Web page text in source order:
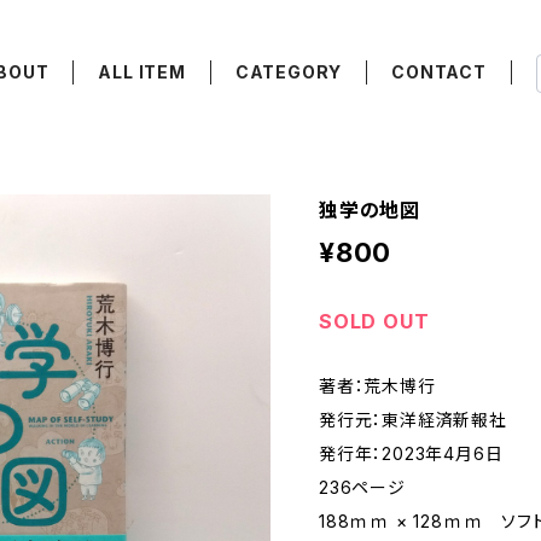
ALL ITEM CATEGORY CONTACT
独学の地図
¥800
SOLD OUT
著者：荒木博行
発行元：東洋経済新報社
発行年：2023年4月6日
236ページ
188ｍｍ × 128ｍｍ ソフ